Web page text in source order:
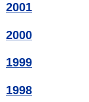
2001
2000
1999
1998